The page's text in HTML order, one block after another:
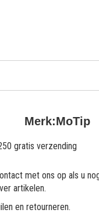
Merk:MoTip
gratis verzending
met ons op als u
artikelen.
en retourneren.